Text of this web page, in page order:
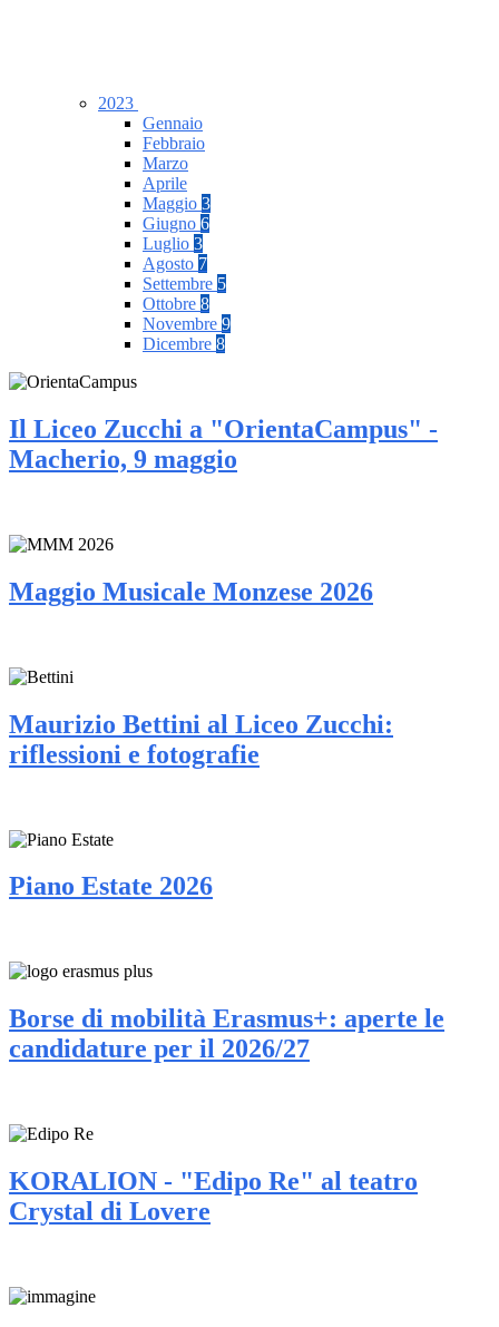
2023
Gennaio
Febbraio
Marzo
Aprile
Maggio 3
Giugno 6
Luglio 3
Agosto 7
Settembre 5
Ottobre 8
Novembre 9
Dicembre 8
Il Liceo Zucchi a "OrientaCampus" -
Macherio, 9 maggio
Maggio Musicale Monzese 2026
Maurizio Bettini al Liceo Zucchi:
riflessioni e fotografie
Piano Estate 2026
Borse di mobilità Erasmus+: aperte le
candidature per il 2026/27
KORALION - "Edipo Re" al teatro
Crystal di Lovere